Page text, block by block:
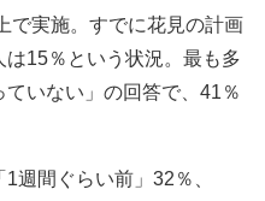
実施。すでに花見の計画
15％という状況。最も多
いない」の回答で、41％
週間ぐらい前」32％、